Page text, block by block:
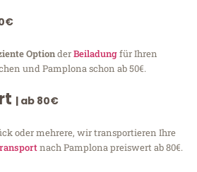
OptionderBeiladungfür Ihren
und Pamplona schon ab 50€.
| ab 80€
oder mehrere, wir transportieren Ihre
nach Pamplona preiswert ab 80€.